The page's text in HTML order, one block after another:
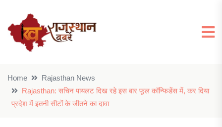
Home
Rajasthan News
Rajasthan: सचिन पायलट दिख रहे इस बार फूल कॉन्फिडेंस में, कर दिया
प्रदेश में इतनी सीटों के जीतने का दावा